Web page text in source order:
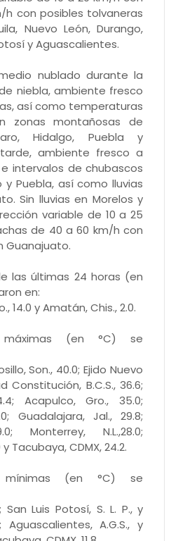
con posibles tolvaneras
Nuevo León, Durango,
y Aguascalientes.
nublado durante la
niebla, ambiente fresco
así como temperaturas
zonas montañosas de
Hidalgo, Puebla y
ambiente fresco a
intervalos de chubascos
y Puebla, así como lluvias
Sin lluvias en Morelos y
variable de 10 a 25
de 40 a 60 km/h con
Guanajuato.
las últimas 24 horas (en
en:
14.0 y Amatán, Chis., 2.0.
máximas (en °C) se
Son., 40.0; Ejido Nuevo
Constitución, B.C.S., 36.6;
Acapulco, Gro., 35.0;
Guadalajara, Jal., 29.8;
Monterrey, N.L.,28.0;
Tacubaya, CDMX, 24.2.
mínimas (en °C) se
San Luis Potosí, S. L. P., y
Aguascalientes, A.G.S., y